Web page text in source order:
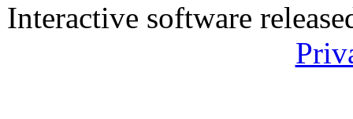
Interactive software